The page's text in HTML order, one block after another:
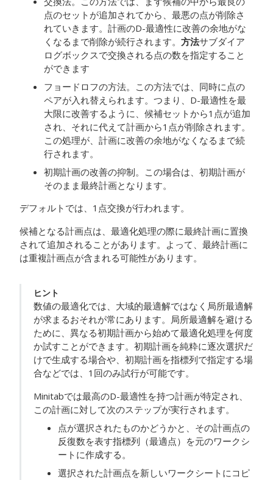
点のセットが追加されてから、最悪の点が削除さ
れていきます。計画のD-最適性に改善の余地がな
くなるまで削除が続行されます。 方法サブダイア
ログボックスで交換される点の数を指定すること
ができます
フョードロフの方法。この方法では、同時に点の
ペアが入れ替えられます。つまり、D-最適性を最
大限に改善するように、候補セットから1点が追加
され、それに代えて計画から1点が削除されます。
この処理が、計画に改善の余地がなくなるまで続
行されます。
初期計画の改善の抑制。この場合は、初期計画が
そのまま最終計画となります。
デフォルトでは、1点交換が行われます。
候補となる計画点は、最適化処理の際に最終計画に置換
されて追加されることがあります。よって、最終計画に
は重複計画点が含まれる可能性があります。
ヒント
数値の最適化では、大域的最適解ではなく局所最適解
が求まるおそれが常にあります。局所最適解を避ける
ために、異なる初期計画から始めて最適化処理を何度
か試すことができます。初期計画を純粋に逐次選択だ
けで生成する場合や、初期計画を指標列で指定する場
合などでは、1回のみ試行が可能です。
Minitabでは最高のD-最適性を持つ計画が特定され、
この計画に対して次のステップが実行されます。
点が選択されたものかどうかと、その計画点の
反復数を表す指標列（最適点）を元のワークシ
ートに作成する。
選択された計画点を新しいワークシートにコピ